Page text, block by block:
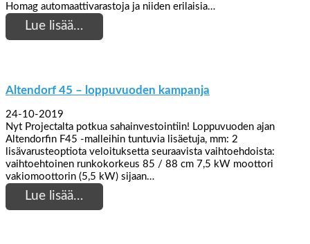
Homag automaattivarastoja ja niiden erilaisia…
Lue lisää…
Altendorf 45 – loppuvuoden kampanja
24-10-2019
Nyt Projectalta potkua sahainvestointiin! Loppuvuoden ajan
Altendorfin F45 -malleihin tuntuvia lisäetuja, mm: 2
lisävarusteoptiota veloituksetta seuraavista vaihtoehdoista:
vaihtoehtoinen runkokorkeus 85 / 88 cm 7,5 kW moottori
vakiomoottorin (5,5 kW) sijaan…
Lue lisää…